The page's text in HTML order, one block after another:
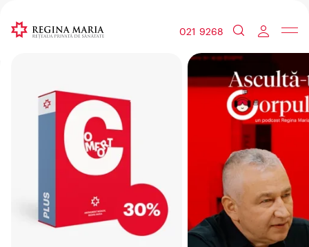
021 9268